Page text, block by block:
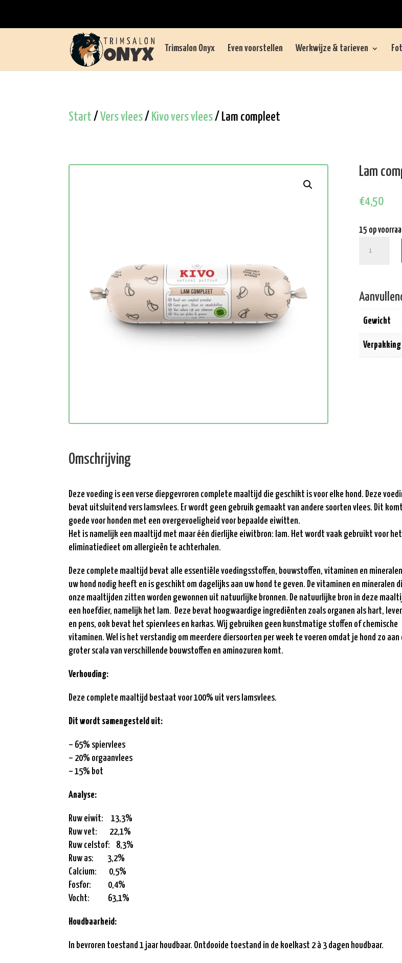
Trimsalon Onyx Even voorstellen Werkwijze & tarieven
Start /Vers vlees/ Kivo vers vlees/ Lam compleet
Lam
€4,50
15 op
compleet
Gewicht
Verpakking
Omschrijving
Deze voeding is een verse diepgevroren complete maaltijd die geschikt is voor elke hond. Deze
bevat uitsluitend vers lamsvlees. Er wordt geen gebruik gemaakt van andere soorten vlees. Dit
goede voor honden met een overgevoeligheid voor bepaalde eiwitten.
Het is namelijk een maaltijd met maar één dierlijke eiwitbron: lam. Het wordt vaak gebruikt voor het
eliminatiedieet om allergieën te achterhalen.
Deze complete maaltijd bevat alle essentiële voedingsstoffen, bouwstoffen, vitaminen en
uw hond nodig heeft en is geschikt om dagelijks aan uw hond te geven. De vitaminen en mineralen
onze maaltijden zitten worden gewonnen uit natuurlijke bronnen. De natuurlijke bron in deze
een hoefdier, namelijk het lam. Deze bevat hoogwaardige ingrediënten zoals organen als hart,
en pens, ook bevat het spiervlees en karkas. Wij gebruiken geen kunstmatige stoffen of chemische
vitaminen. Wel is het verstandig om meerdere diersoorten per week te voeren omdat je hond zo aan
groter scala van verschillende bouwstoffen en aminozuren komt.
Verhouding:
Deze complete maaltijd bestaat voor 100% uit vers lamsvlees.
Dit wordt samengesteld uit:
– 65% spiervlees
– 20% orgaanvlees
– 15% bot
Analyse:
Ruw eiwit: 13,3%
Ruw vet: 22,1%
Ruw celstof: 8,3%
Ruw as: 3,2%
Calcium: 0,5%
Fosfor: 0,4%
Vocht: 63,1%
Houdbaarheid:
In bevroren toestand 1 jaar houdbaar. Ontdooide toestand in de koelkast 2 à 3 dagen houdbaar.